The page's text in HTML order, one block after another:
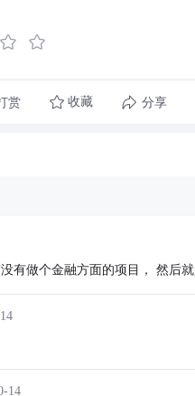
赏 收藏 分享
有做个金融方面的项目， 然后
14